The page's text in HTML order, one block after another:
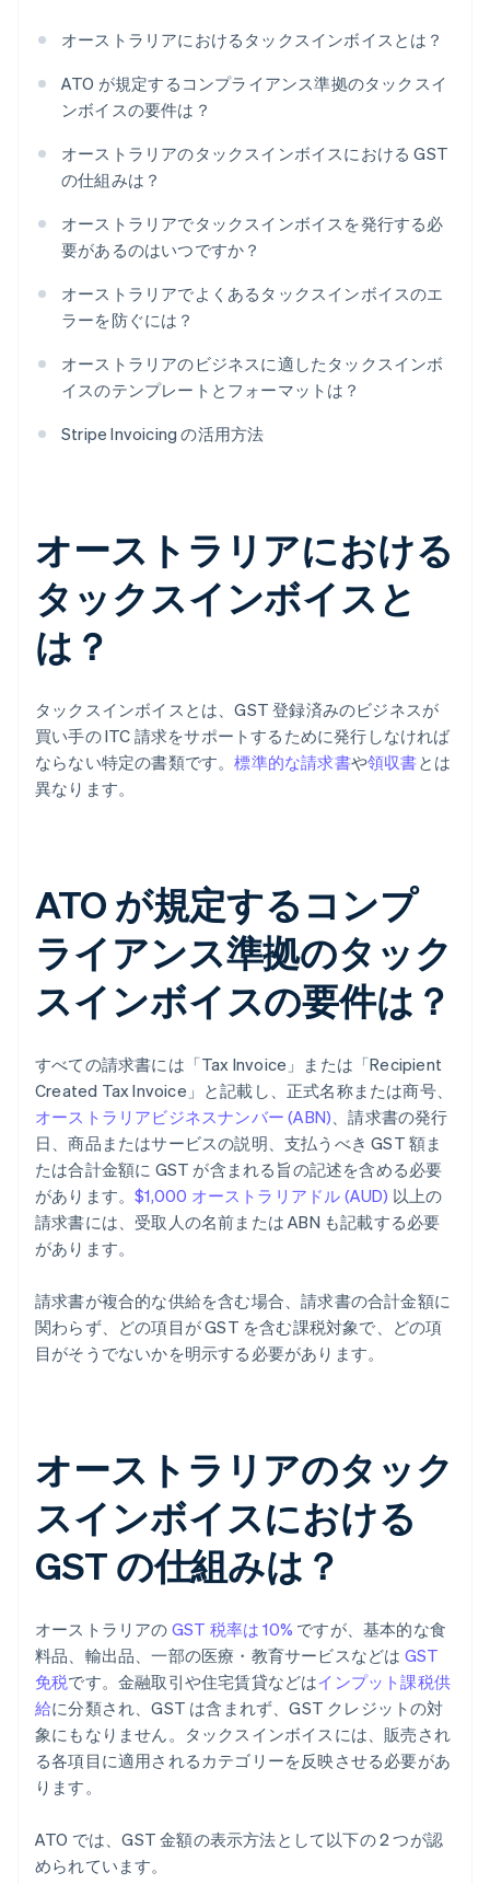
オーストラリアにおけるタックスインボイスとは？
ATO が規定するコンプライアンス準拠のタックスイ
ンボイスの要件は？
オーストラリアのタックスインボイスにおける GST
の仕組みは？
オーストラリアでタックスインボイスを発行する必
要があるのはいつですか？
オーストラリアでよくあるタックスインボイスのエ
ラーを防ぐには？
オーストラリアのビジネスに適したタックスインボ
イスのテンプレートとフォーマットは？
Stripe Invoicing の活用方法
オーストラリアにおける
タックスインボイスと
は？
タックスインボイスとは、GST 登録済みのビジネスが
買い手の ITC 請求をサポートするために発行しなければ
ならない特定の書類です。標準的な請求書や領収書とは
異なります。
ATO が規定するコンプ
ライアンス準拠のタック
スインボイスの要件は？
すべての請求書には「Tax Invoice」または「Recipient
Created Tax Invoice」と記載し、正式名称または商号、
オーストラリアビジネスナンバー (ABN)、請求書の発行
日、商品またはサービスの説明、支払うべき GST 額ま
たは合計金額に GST が含まれる旨の記述を含める必要
があります。$1,000 オーストラリアドル (AUD) 以上の
請求書には、受取人の名前または ABN も記載する必要
があります。
請求書が複合的な供給を含む場合、請求書の合計金額に
関わらず、どの項目が GST を含む課税対象で、どの項
目がそうでないかを明示する必要があります。
オーストラリアのタック
スインボイスにおける
GST の仕組みは？
オーストラリアの GST 税率は 10% ですが、基本的な食
料品、輸出品、一部の医療・教育サービスなどは GST
免税です。金融取引や住宅賃貸などはインプット課税供
給に分類され、GST は含まれず、GST クレジットの対
象にもなりません。タックスインボイスには、販売され
る各項目に適用されるカテゴリーを反映させる必要があ
ります。
ATO では、GST 金額の表示方法として以下の 2 つが認
められています。